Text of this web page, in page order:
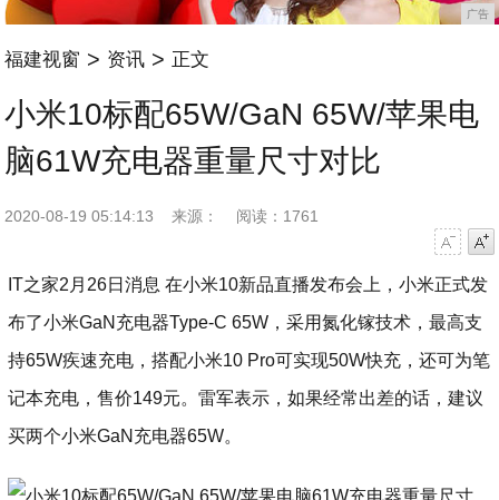
广告
福建视窗 > 资讯 > 正文
小米10标配65W/GaN 65W/苹果电
脑61W充电器重量尺寸对比
2020-08-19 05:14:13 来源：
阅读：1761
IT之家2月26日消息 在小米10新品直播发布会上，小米正式发
布了小米GaN充电器Type-C 65W，采用氮化镓技术，最高支
持65W疾速充电，搭配小米10 Pro可实现50W快充，还可为笔
记本充电，售价149元。雷军表示，如果经常出差的话，建议
买两个小米GaN充电器65W。